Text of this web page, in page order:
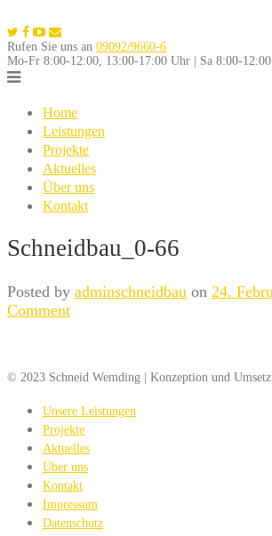
to
content
Rufen Sie uns an 09092/9660-6
Mo-Fr 8:00-12:00, 13:00-17:00 Uhr | Sa 8:00-
Home
Leistungen
Projekte
Aktuelles
Über uns
Kontakt
Schneidbau_0-66
Posted by adminschneidbau on 24.
Comment
© 2023 Schneid Wemding | Konzeption und
Unsere Leistungen
Projekte
Aktuelles
Über uns
Kontakt
Impressum
Datenschutz